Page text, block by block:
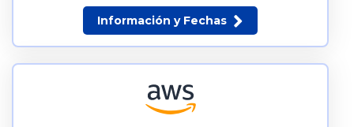
Información y Fechas